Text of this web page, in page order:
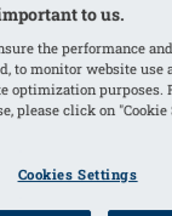
to us.
the performance
to monitor website use
optimization
please click on "Cookie
Cookies Settings